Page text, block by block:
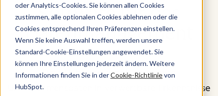
oder Analytics-Cookies. Sie können allen Cookies
zustimmen, alle optionalen Cookies ablehnen oder die
Cookies entsprechend Ihren Präferenzen einstellen.
Wenn Sie keine Auswahl treffen, werden unsere
Standard-Cookie-Einstellungen angewendet. Sie
können Ihre Einstellungen jederzeit ändern. Weitere
Informationen finden Sie in derCookie-Richtlinievon
HubSpot.
Software für das
Datenmanagement
Data Hub verwandelt verstreute
Unternehmensdaten in verwertbare Erkenntnisse